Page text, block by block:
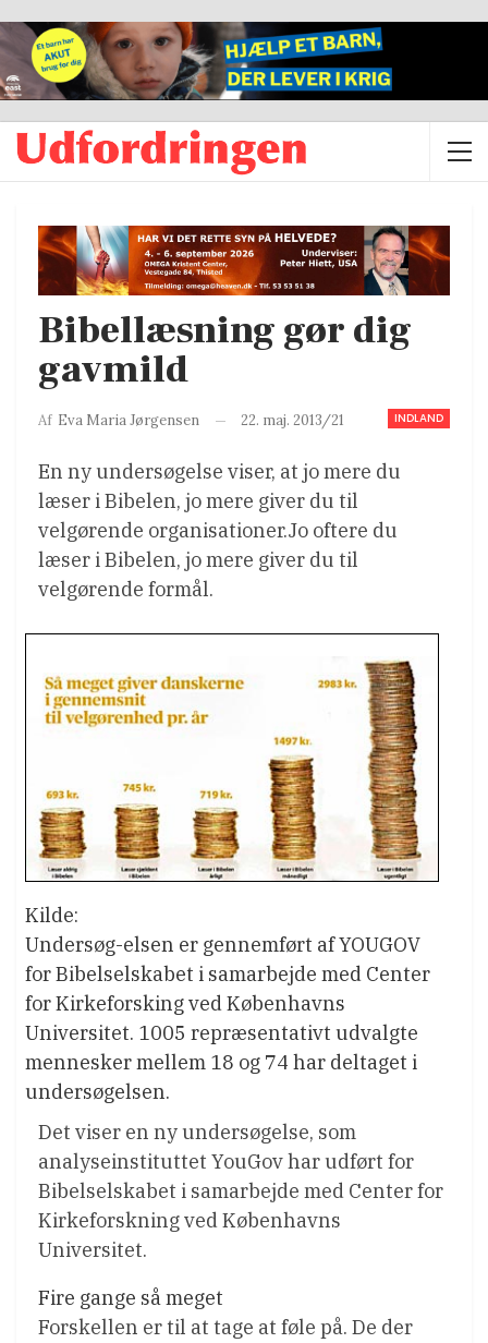
Bibellæsning gør dig
gavmild
INDLAND
Af Eva Maria Jørgensen 22. maj. 2013/21
En ny undersøgelse viser, at jo mere du
læser i Bibelen, jo mere giver du til
velgørende organisationer.Jo oftere du
læser i Bibelen, jo mere giver du til
velgørende formål.
Kilde:
Undersøg-elsen er gennemført af YOUGOV
for Bibelselskabet i samarbejde med Center
for Kirkeforsking ved Københavns
Universitet. 1005 repræsentativt udvalgte
mennesker mellem 18 og 74 har deltaget i
undersøgelsen.
Det viser en ny undersøgelse, som
analyseinstituttet YouGov har udført for
Bibelselskabet i samarbejde med Center for
Kirkeforskning ved Københavns
Universitet.
Fire gange så meget
Forskellen er til at tage at føle på. De der